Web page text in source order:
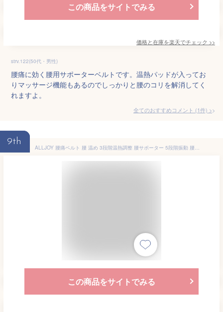
この商品をサイトでみる
価格と在庫を楽天でチェック >>
strv.122(50代・男性)
腰痛に効く腰用サポーターベルトです。温熱パッドが入ってお
りマッサージ機能もあるのでしっかりと腰のコリを解消してく
れますよ。
全てのおすすめコメント (1件) >
9th
ALLJOY 腰痛ベルト 腰 温め 3段階温熱調整 腰サポーター 5段階振動 腰痛改善 腰 あたため グッズ 大きいサイズ 延長ベルト付き 電気腰バンド ヒーター 60℃ コードレス 30分タイマー 電気腹巻き 自宅&オフィス&運転&男性用＆女性用
この商品をサイトでみる